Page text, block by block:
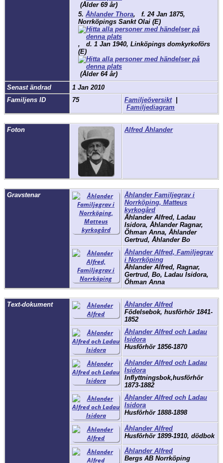
(Ålder 69 år)
5. Åhlander Thora, f. 24 Jan 1875,
Norrköpings Sankt Olai (E)
, d. 1 Jan 1940, Linköpings domkyrkoförs
(E)
(Ålder 64 år)
Senast ändrad
1 Jan 2010
Familjens ID
75 Familjeöversikt|
Familjediagram
Foton Alfred Åhlander
Gravstenar
Åhlander Familjegrav i
Norrköping, Matteus
kyrkogård
Åhlander Alfred, Ladau
Isidora, Åhlander Ragnar,
Öhman Anna, Åhlander
Gertrud, Åhlander Bo
Åhlander Alfred, Familjegrav
i Norrköping
Åhlander Alfred, Ragnar,
Gertrud, Bo, Ladau Isidora,
Öhman Anna
Text-dokument
Åhlander Alfred
Födelsebok, husförhör 1841-
1852
Åhlander Alfred och Ladau
Isidora
Husförhör 1856-1870
Åhlander Alfred och Ladau
Isidora
Inflyttningsbok,husförhör
1873-1882
Åhlander Alfred och Ladau
Isidora
Husförhör 1888-1898
Åhlander Alfred
Husförhör 1899-1910, dödbok
Åhlander Alfred
Bergs AB Norrköping